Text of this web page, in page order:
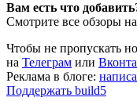
Вам есть что
Смотрите все обзоры на
Чтобы не пропускать
на Телеграм или
Реклама в блоге:
Поддержать build5